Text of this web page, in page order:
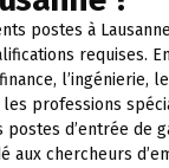
postes à
requises.
l’ingénierie,
professions
d’entrée de
aux chercheurs